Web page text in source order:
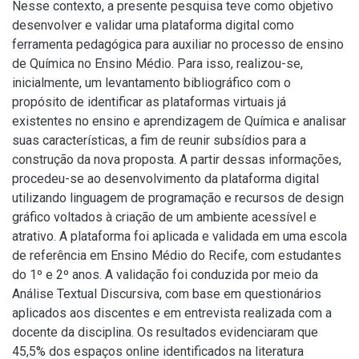
Nesse contexto, a presente pesquisa teve como objetivo
desenvolver e validar uma plataforma digital como
ferramenta pedagógica para auxiliar no processo de ensino
de Química no Ensino Médio. Para isso, realizou-se,
inicialmente, um levantamento bibliográfico com o
propósito de identificar as plataformas virtuais já
existentes no ensino e aprendizagem de Química e analisar
suas características, a fim de reunir subsídios para a
construção da nova proposta. A partir dessas informações,
procedeu-se ao desenvolvimento da plataforma digital
utilizando linguagem de programação e recursos de design
gráfico voltados à criação de um ambiente acessível e
atrativo. A plataforma foi aplicada e validada em uma escola
de referência em Ensino Médio do Recife, com estudantes
do 1º e 2º anos. A validação foi conduzida por meio da
Análise Textual Discursiva, com base em questionários
aplicados aos discentes e em entrevista realizada com a
docente da disciplina. Os resultados evidenciaram que
45,5% dos espaços online identificados na literatura